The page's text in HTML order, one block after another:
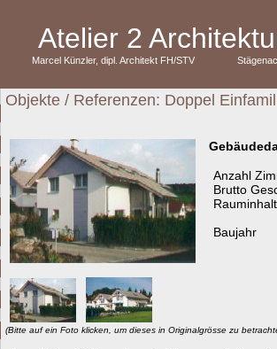
Atelier 2
Marcel Künzler, dipl. Architekt FH/STV
Objekte / Referenzen: Doppel
Anzahl
Brutto
Baujahr
(Bitte auf ein Foto klicken, um dieses in Originalgrösse zu